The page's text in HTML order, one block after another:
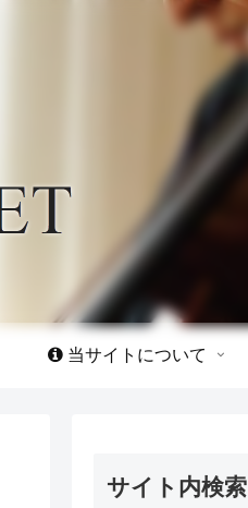
当サイトについて
サイト内検索